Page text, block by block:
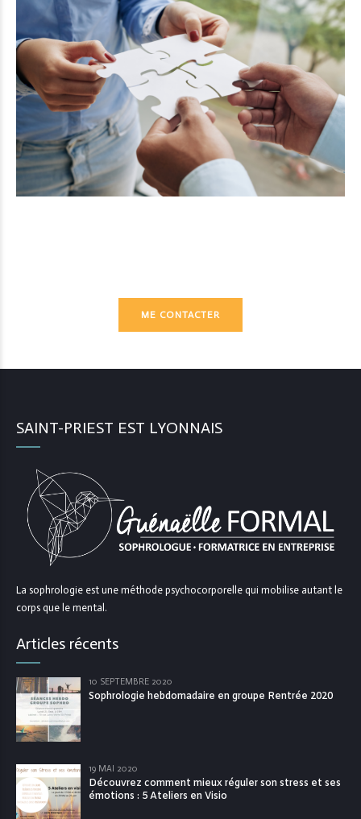
ME CONTACTER
SAINT-PRIEST EST LYONNAIS
La sophrologie est une méthode psychocorporelle qui mobilise autant le
corps que le mental.
Articles récents
10 SEPTEMBRE 2020
Sophrologie hebdomadaire en groupe Rentrée 2020
19 MAI 2020
Découvrez comment mieux réguler son stress et ses
émotions : 5 Ateliers en Visio